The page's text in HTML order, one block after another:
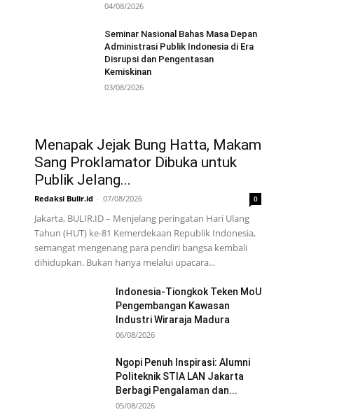
04/08/2026
Seminar Nasional Bahas Masa Depan
Administrasi Publik Indonesia di Era
Disrupsi dan Pengentasan
Kemiskinan
03/08/2026
Menapak Jejak Bung Hatta, Makam
Sang Proklamator Dibuka untuk
Publik Jelang...
Redaksi Bulir.id - 07/08/2026 0
Jakarta, BULIR.ID – Menjelang peringatan Hari Ulang
Tahun (HUT) ke-81 Kemerdekaan Republik Indonesia,
semangat mengenang para pendiri bangsa kembali
dihidupkan. Bukan hanya melalui upacara...
Indonesia-Tiongkok Teken MoU
Pengembangan Kawasan
Industri Wiraraja Madura
06/08/2026
Ngopi Penuh Inspirasi: Alumni
Politeknik STIA LAN Jakarta
Berbagi Pengalaman dan...
05/08/2026